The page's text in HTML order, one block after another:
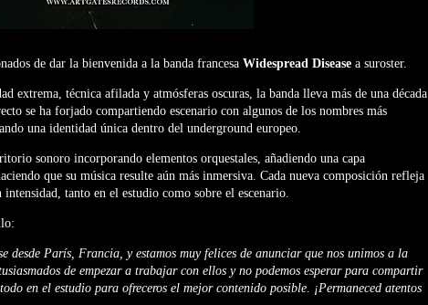
de dar la bienvenida a la banda francesa Widespread Disease a suroster.
extrema, técnica afilada y atmósferas oscuras, la banda lleva más de una década
se ha forjado compartiendo escenario con algunos de los nombres más
una identidad única dentro del underground europeo.
sonoro incorporando elementos orquestales, añadiendo una capa
que su música resulte aún más inmersiva. Cada nueva composición refleja
tanto en el estudio como sobre el escenario.
desde París, Francia, y estamos muy felices de anunciar que nos unimos a la
de empezar a trabajar con ellos y no podemos esperar para compartir
en el estudio para ofreceros el mejor contenido posible. ¡Permaneced atentos